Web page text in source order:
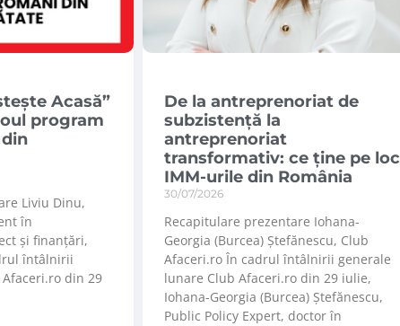
Acasă”
program
Liviu Dinu,
în
și finanțări,
întâlnirii
din 29
De la antreprenoriat de
subzistență la
antreprenoriat
transformativ: ce ține pe loc
IMM-urile din România
30/07/2026
Recapitulare prezentare Iohana-
Georgia (Burcea) Ștefănescu, Club
Afaceri.ro În cadrul întâlnirii generale
lunare Club Afaceri.ro din 29 iulie,
Iohana-Georgia (Burcea) Ștefănescu,
Public Policy Expert, doctor în